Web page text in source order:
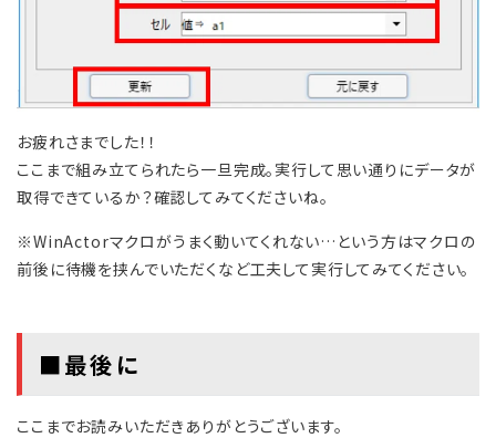
お疲れさまでした！！
ここまで組み立てられたら一旦完成。実行して思い通りにデータが
取得できているか？確認してみてくださいね。
※WinActorマクロがうまく動いてくれない…という方はマクロの
前後に待機を挟んでいただくなど工夫して実行してみてください。
■最後に
ここまでお読みいただきありがとうございます。